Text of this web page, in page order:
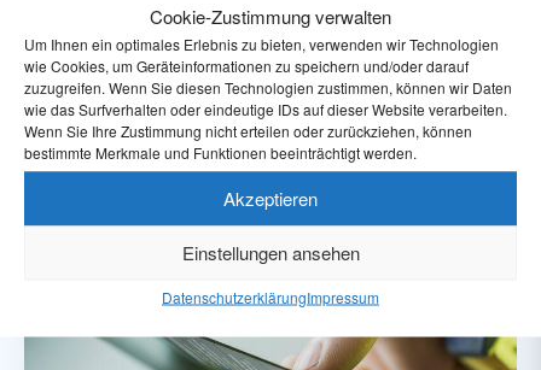
Cookie-Zustimmung verwalten
Um Ihnen ein optimales Erlebnis zu bieten, verwenden wir Technologien
wie Cookies, um Geräteinformationen zu speichern und/oder darauf
zuzugreifen. Wenn Sie diesen Technologien zustimmen, können wir Daten
wie das Surfverhalten oder eindeutige IDs auf dieser Website verarbeiten.
Wenn Sie Ihre Zustimmung nicht erteilen oder zurückziehen, können
bestimmte Merkmale und Funktionen beeinträchtigt werden.
Akzeptieren
Einstellungen ansehen
DatenschutzerklärungImpressum
Untold Story: „Genialer Einfall vermeidet
Abriss und Neubau“
Weiterlesen →